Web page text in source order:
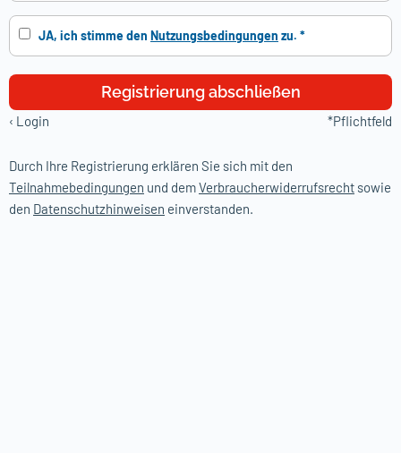
JA, ich stimme den Nutzungsbedingungen zu. *
Registrierung abschließen
Durch Ihre Registrierung erklären Sie sich mit den
Teilnahmebedingungen und demVerbraucherwiderrufsrecht sowie
den Datenschutzhinweisen einverstanden.
‹ Login *Pflichtfeld